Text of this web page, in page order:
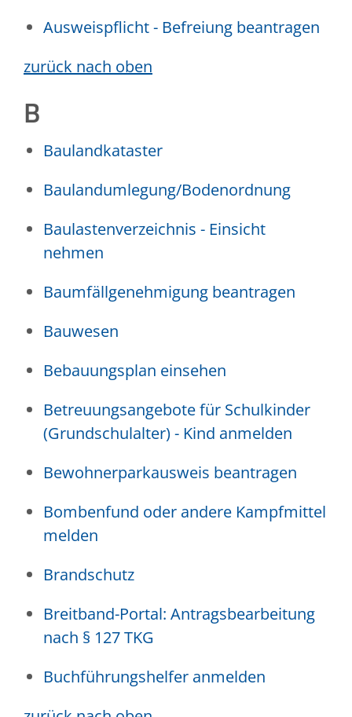
Ausweispflicht - Befreiung beantragen
zurück nach oben
B
Baulandkataster
Baulandumlegung/Bodenordnung
Baulastenverzeichnis - Einsicht
nehmen
Baumfällgenehmigung beantragen
Bauwesen
Bebauungsplan einsehen
Betreuungsangebote für Schulkinder
(Grundschulalter) - Kind anmelden
Bewohnerparkausweis beantragen
Bombenfund oder andere Kampfmittel
melden
Brandschutz
Breitband-Portal: Antragsbearbeitung
nach § 127 TKG
Buchführungshelfer anmelden